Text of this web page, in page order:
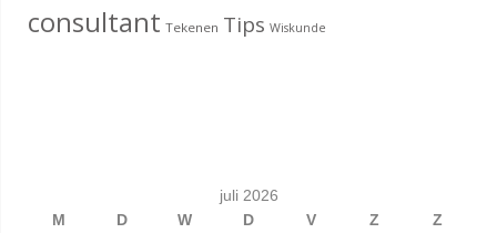
consultant Tekenen Tips Wiskunde
juli 2026
M
D W D V Z
Z